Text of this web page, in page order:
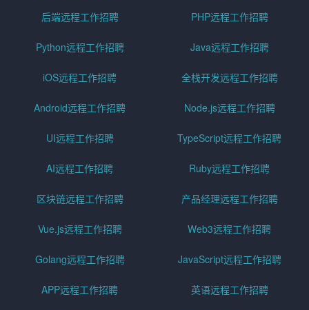
后端远程工作招聘 PHP远程工作招聘
Python远程工作招聘 Java远程工作招聘
iOS远程工作招聘 全栈开发远程工作招聘
Android远程工作招聘 Node.js远程工作招聘
UI远程工作招聘 TypeScript远程工作招聘
AI远程工作招聘 Ruby远程工作招聘
区块链远程工作招聘 产品经理远程工作招聘
Vue.js远程工作招聘 Web3远程工作招聘
Golang远程工作招聘 JavaScript远程工作招聘
APP远程工作招聘 英语远程工作招聘